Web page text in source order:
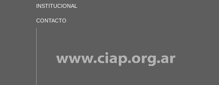
INSTITUCIONAL
CONTACTO